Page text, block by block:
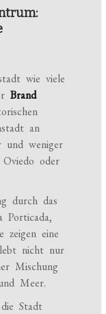
wie viele
Brand
an
und weniger
oder
durch das
Porticada,
zeigen eine
nicht nur
Mischung
Meer.
Stadt